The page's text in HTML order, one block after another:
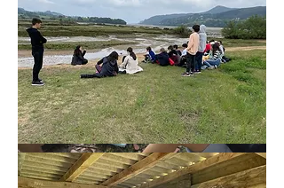
LHko 3. zikloko ikasleak Urdaibaiko
Ekoetxea bisitatu dute. Irtenaldian,
Urdaibaiko ingurunean zehar ibili
dira eta Madariaga dorretxean
bertako erakusketa ikusi eta espezie
desberdinei buruz ikasi dute.
GARATZEN DUGUN HELMUGA: